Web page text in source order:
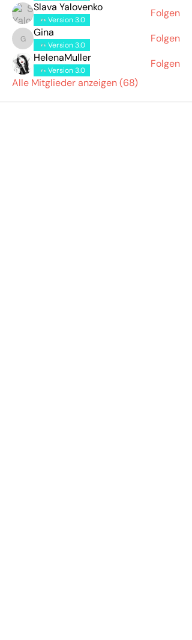
Slava Yalovenko
Version 3.0
Folgen
Gina
Gina
Version 3.0
Folgen
HelenaMuller
Version 3.0
Folgen
Alle Mitglieder anzeigen (68)